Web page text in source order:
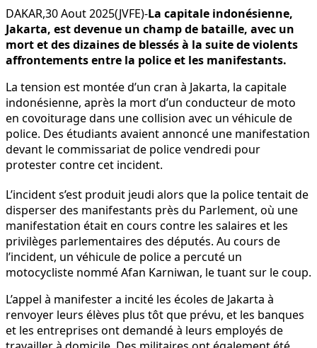
DAKAR,30 Aout 2025(JVFE)-La capitale indonésienne,
Jakarta, est devenue un champ de bataille, avec un
mort et des dizaines de blessés à la suite de violents
affrontements entre la police et les manifestants.
La tension est montée d’un cran à Jakarta, la capitale
indonésienne, après la mort d’un conducteur de moto
en covoiturage dans une collision avec un véhicule de
police. Des étudiants avaient annoncé une manifestation
devant le commissariat de police vendredi pour
protester contre cet incident.
L’incident s’est produit jeudi alors que la police tentait de
disperser des manifestants près du Parlement, où une
manifestation était en cours contre les salaires et les
privilèges parlementaires des députés. Au cours de
l’incident, un véhicule de police a percuté un
motocycliste nommé Afan Karniwan, le tuant sur le coup.
L’appel à manifester a incité les écoles de Jakarta à
renvoyer leurs élèves plus tôt que prévu, et les banques
et les entreprises ont demandé à leurs employés de